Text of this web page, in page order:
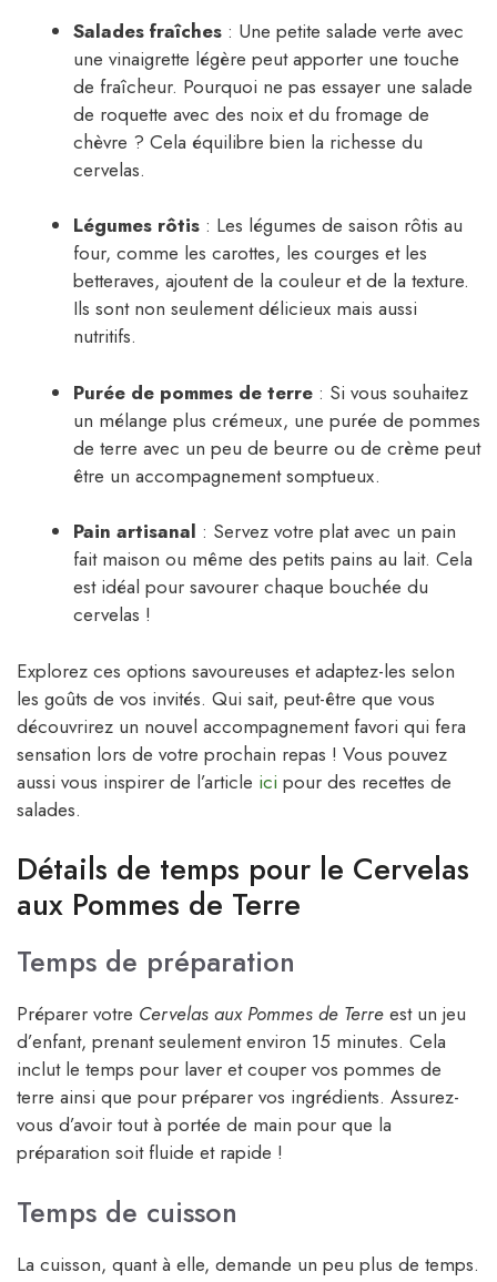
Salades fraîches : Une petite salade verte avec
une vinaigrette légère peut apporter une touche
de fraîcheur. Pourquoi ne pas essayer une salade
de roquette avec des noix et du fromage de
chèvre ? Cela équilibre bien la richesse du
cervelas.
Légumes rôtis : Les légumes de saison rôtis au
four, comme les carottes, les courges et les
betteraves, ajoutent de la couleur et de la texture.
Ils sont non seulement délicieux mais aussi
nutritifs.
Purée de pommes de terre : Si vous souhaitez
un mélange plus crémeux, une purée de pommes
de terre avec un peu de beurre ou de crème peut
être un accompagnement somptueux.
Pain artisanal : Servez votre plat avec un pain
fait maison ou même des petits pains au lait. Cela
est idéal pour savourer chaque bouchée du
cervelas !
Explorez ces options savoureuses et adaptez-les selon
les goûts de vos invités. Qui sait, peut-être que vous
découvrirez un nouvel accompagnement favori qui fera
sensation lors de votre prochain repas ! Vous pouvez
aussi vous inspirer de l’article ici pour des recettes de
salades.
Détails de temps pour le Cervelas
aux Pommes de Terre
Temps de préparation
Préparer votre Cervelas aux Pommes de Terre est un jeu
d’enfant, prenant seulement environ 15 minutes. Cela
inclut le temps pour laver et couper vos pommes de
terre ainsi que pour préparer vos ingrédients. Assurez-
vous d’avoir tout à portée de main pour que la
préparation soit fluide et rapide !
Temps de cuisson
La cuisson, quant à elle, demande un peu plus de temps.